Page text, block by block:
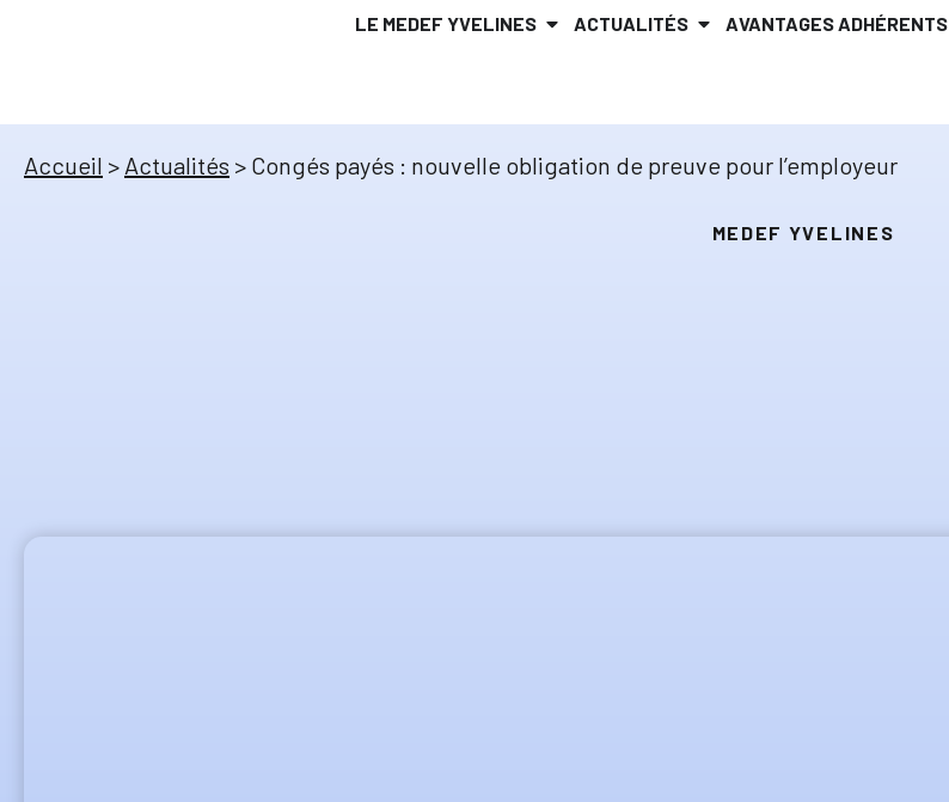
LE MEDEF YVELINES ACTUALITÉS AVANTAGES ADHÉRENTS
Accueil > Actualités > Congés payés : nouvelle obligation de preuve pour l’employeur
MEDEF YVELINES